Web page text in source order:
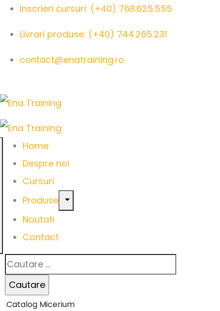
Inscrieri cursuri: (+40) 768.625.555
Livrari produse: (+40) 744.265.231
contact@enatraining.ro
Home
Despre noi
Cursuri
Produse
Noutati
Contact
Catalog Micerium